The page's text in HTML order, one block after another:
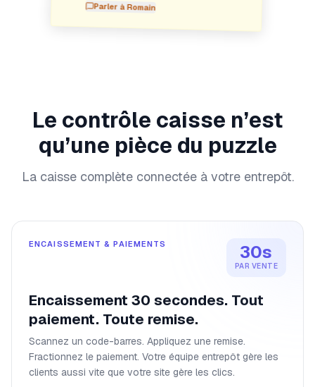
Parler àRomain
Le contrôle caisse n’est
qu’une pièce du puzzle
La caisse complète connectée à votre entrepôt.
ENCAISSEMENT & PAIEMENTS 30s
PAR VENTE
Encaissement 30 secondes. Tout
paiement. Toute remise.
Scannez un code-barres. Appliquez une remise.
Fractionnez le paiement. Votre équipe entrepôt gère les
clients aussi vite que votre site gère les clics.